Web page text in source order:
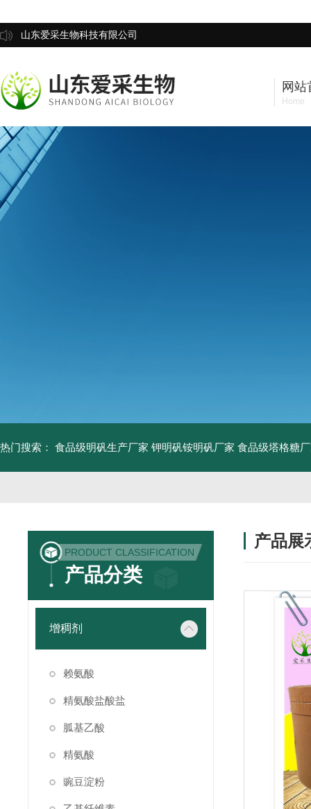
山东爱采生物科技有限公司
网站
Home
热门搜索： 食品级明矾生产厂家 钾明矾铵明矾厂家 食品级塔格糖
PRODUCT CLASSIFICATION
产品分类
增稠剂
赖氨酸
精氨酸盐酸盐
胍基乙酸
精氨酸
豌豆淀粉
产品展